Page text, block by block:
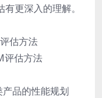
更深入的理解。
估方法
评估方法
品的性能规划